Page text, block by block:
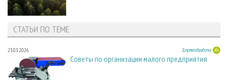
СТАТЬИ ПО ТЕМЕ
23.03.2026 Деревообработка
Советы по организации малого предприятия